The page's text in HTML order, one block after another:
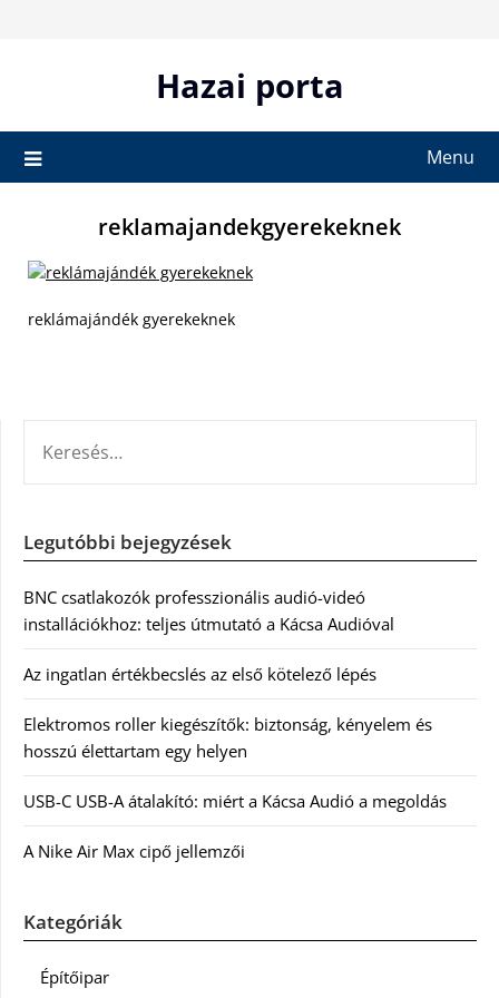
Hazai porta
Menu
reklamajandekgyerekeknek
reklámajándék gyerekeknek
Legutóbbi bejegyzések
BNC csatlakozók professzionális audió-videó
installációkhoz: teljes útmutató a Kácsa Audióval
Az ingatlan értékbecslés az első kötelező lépés
Elektromos roller kiegészítők: biztonság, kényelem és
hosszú élettartam egy helyen
USB-C USB-A átalakító: miért a Kácsa Audió a megoldás
A Nike Air Max cipő jellemzői
Kategóriák
Építőipar